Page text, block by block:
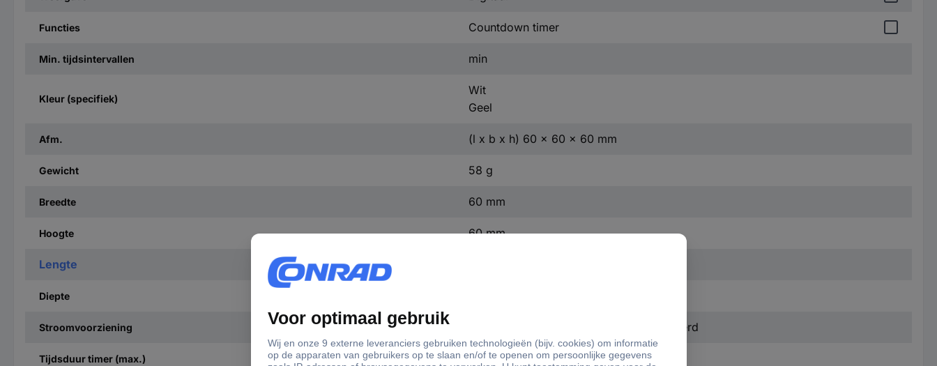
Functies Countdown timer
Min. tijdsintervallen min
Kleur (specifiek)
Wit
Geel
Afm. (l x b x h) 60 x 60 x 60 mm
Gewicht 58 g
Breedte 60 mm
Hoogte 60 mm
Lengte
Diepte
Stroomvoorziening 2x AAA batterij (potlood), niet meegeleverd
Tijdsduur timer (max.) 10 min.